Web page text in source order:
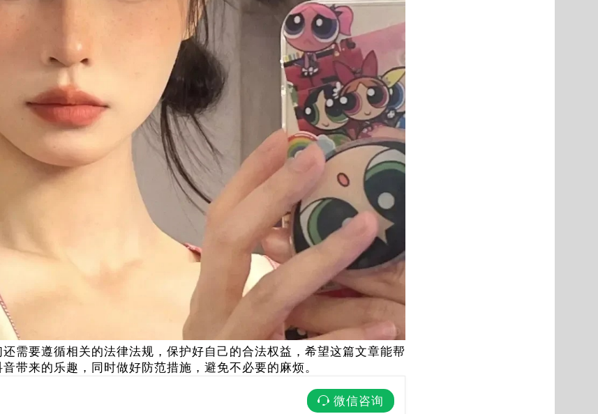
需要遵循相关的法律法规，保护好自己的合法权益，希望这篇文章能帮
带来的乐趣，同时做好防范措施，避免不必要的麻烦。
微信咨询